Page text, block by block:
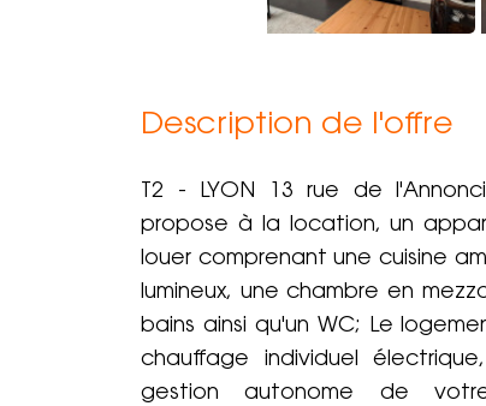
Description de l'offre
T2 - LYON 13 rue de
propose à la location, un
louer comprenant une cuisine
lumineux, une chambre en
bains ainsi qu'un WC; Le
chauffage individuel
gestion autonome de votre